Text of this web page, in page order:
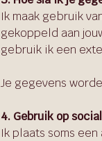
Ik maak gebruik
gekoppeld aan
gebruik ik een
Je gegevens
4. Gebruik op
Ik plaats soms